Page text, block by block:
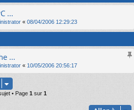
r
...
« 08/04/2006 12:29:23
...
« 10/05/2006 20:56:17
• Page 1 sur 1